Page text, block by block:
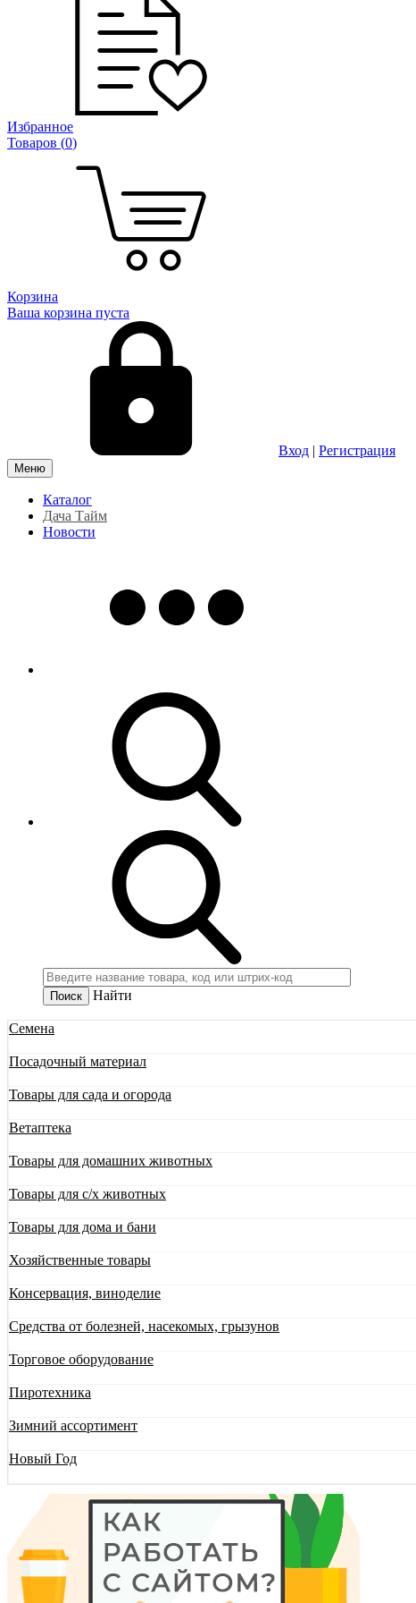
Избранное
Товаров (0)
Корзина
Ваша корзина пуста
Вход | Регистрация
Меню
Каталог
Дача Тайм
Новости
Найти
Семена
Посадочный материал
Товары для сада и огорода
Ветаптека
Товары для домашних животных
Товары для с/х животных
Товары для дома и бани
Хозяйственные товары
Консервация, виноделие
Средства от болезней, насекомых, грызунов
Торговое оборудование
Пиротехника
Зимний ассортимент
Новый Год